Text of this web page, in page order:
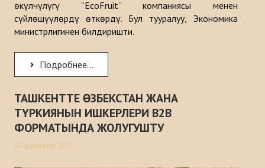
өкүлчүлүгү “EcoFruit” компаниясы менен
сүйлөшүүлөрдү өткөрдү. Бул тууралуу, Экономика
министрлигинен билдиришти.
Подробнее...
ТАШКЕНТТЕ ӨЗБЕКСТАН ЖАНА
ТҮРКИЯНЫН ИШКЕРЛЕРИ B2B
ФОРМАТЫНДА ЖОЛУГУШТУ
26 февраля 2025